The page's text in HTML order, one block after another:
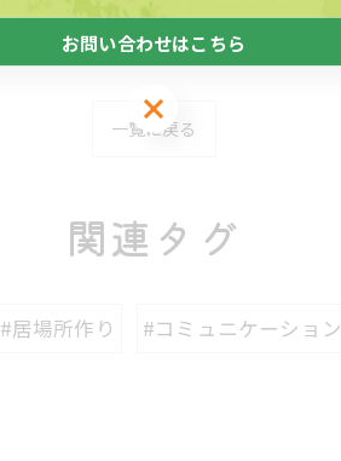
一覧に戻る
関連タグ
#居場所作り #コミュニケーション
お問い合わせはこちら
お問い合わせはこちら